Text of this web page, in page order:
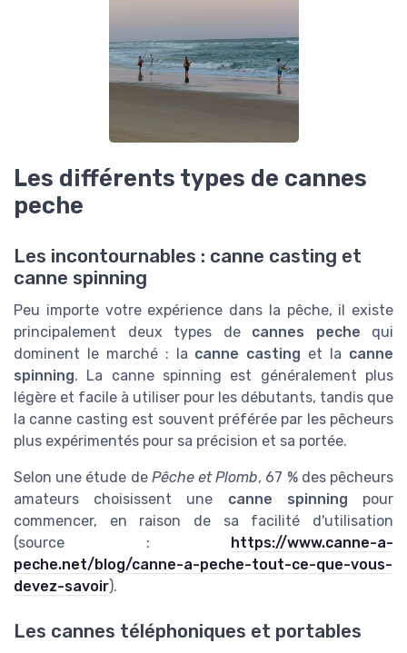
Les différents types de cannes
peche
Les incontournables : canne casting et
canne spinning
Peu importe votre expérience dans la pêche, il existe
principalement deux types de cannes peche qui
dominent le marché : la canne casting et la canne
spinning. La canne spinning est généralement plus
légère et facile à utiliser pour les débutants, tandis que
la canne casting est souvent préférée par les pêcheurs
plus expérimentés pour sa précision et sa portée.
Selon une étude de Pêche et Plomb, 67 % des pêcheurs
amateurs choisissent une canne spinning pour
commencer, en raison de sa facilité d'utilisation
(source :
https://www.canne-a-
peche.net/blog/canne-a-peche-tout-ce-que-vous-
devez-savoir).
Les cannes téléphoniques et portables